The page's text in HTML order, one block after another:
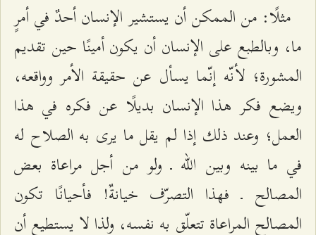
مثلًا: من الممكن أن يستشير الإنسان أحدٌ في أمرٍ
ما، وبالطبع على الإنسان أن يكون أمينًا حين تقديم
المشورة؛ لأنّه إنّما يسأل عن حقيقة الأمر وواقعه،
ويضع فكر هذا الإنسان بديلًا عن فكره في هذا
العمل؛ وعند ذلك إذا لم يقل ما يرى به الصلاح له
في ما بینه وبین الله ـ ولو من أجل مراعاة بعض
المصالح ـ فهذا التصرّف خيانةٌ! فأحيانًا تكون
المصالح المراعاة تتعلّق به نفسه، ولذا لا يستطيع أن